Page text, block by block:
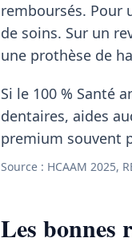
remboursés. Pour
de soins. Sur un
une prothèse de
Si le 100 % Santé
dentaires, aides
premium souvent
Source : HCAAM 2025,
Les bonnes